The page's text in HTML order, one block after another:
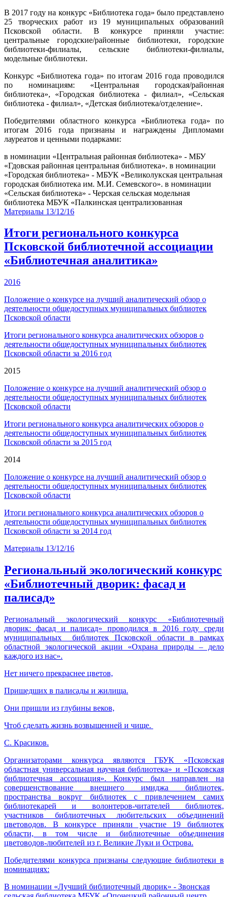
В 2017 году на конкурс «Библиотека года» было представлено
25 творческих работ из 19 муниципальных образований
Псковской области. В конкурсе приняли участие:
центральные городские/районные библиотеки, городские
библиотеки-филиалы, сельские библиотеки-филиалы,
модельные библиотеки.
Конкурс «Библиотека года» по итогам 2016 года проводился
по номинациям: «Центральная городская/районная
библиотека», «Городская библиотека - филиал», «Сельская
библиотека - филиал», «Детская библиотека/отделение».
Победителями областного конкурса «Библиотека года» по
итогам 2016 года признаны и награждены Дипломами
лауреатов и ценными подарками:
в номинации «Центральная районная библиотека» - МБУ
«Гдовская районная центральная библиотека». в номинации
«Городская библиотека» - МБУК «Великолукская центральная
городская библиотека им. М.И. Семевского». в номинации
«Сельская библиотека» - Черская сельская модельная
библиотека МБУК «Палкинская централизованная
Материалы 13/12/16
Итоги регионального конкурса
Псковской библиотечной ассоциации
«Библиотечная аналитика»
2016
Положение о конкурсе на лучший аналитический обзор о
деятельности общедоступных муниципальных библиотек
Псковской области
Итоги регионального конкурса аналитических обзоров о
деятельности общедоступных муниципальных библиотек
Псковской области за 2016 год
2015
Положение о конкурсе на лучший аналитический обзор о
деятельности общедоступных муниципальных библиотек
Псковской области
Итоги регионального конкурса аналитических обзоров о
деятельности общедоступных муниципальных библиотек
Псковской области за 2015 год
2014
Положение о конкурсе на лучший аналитический обзор о
деятельности общедоступных муниципальных библиотек
Псковской области
Итоги регионального конкурса аналитических обзоров о
деятельности общедоступных муниципальных библиотек
Псковской области за 2014 год
Материалы 13/12/16
Региональный экологический конкурс
«Библиотечный дворик: фасад и
палисад»
Региональный экологический конкурс «Библиотечный
дворик: фасад и палисад» проводился в 2016 году среди
муниципальных библиотек Псковской области в рамках
областной экологической акции «Охрана природы – дело
каждого из нас».
Нет ничего прекраснее цветов,
Пришедших в палисады и жилища.
Они пришли из глубины веков,
Чтоб сделать жизнь возвышенней и чище.
С. Красиков.
Организаторами конкурса являются ГБУК «Псковская
областная универсальная научная библиотека» и «Псковская
библиотечная ассоциация». Конкурс был направлен на
совершенствование внешнего имиджа библиотек,
пространства вокруг библиотек с привлечением самих
библиотекарей и волонтеров-читателей библиотек,
участников библиотечных любительских объединений
цветоводов. В конкурсе приняли участие 19 библиотек
области, в том числе и библиотечные объединения
цветоводов-любителей из г. Великие Луки и Острова.
Победителями конкурса признаны следующие библиотеки в
номинациях:
В номинации «Лучший библиотечный дворик» - Звонская